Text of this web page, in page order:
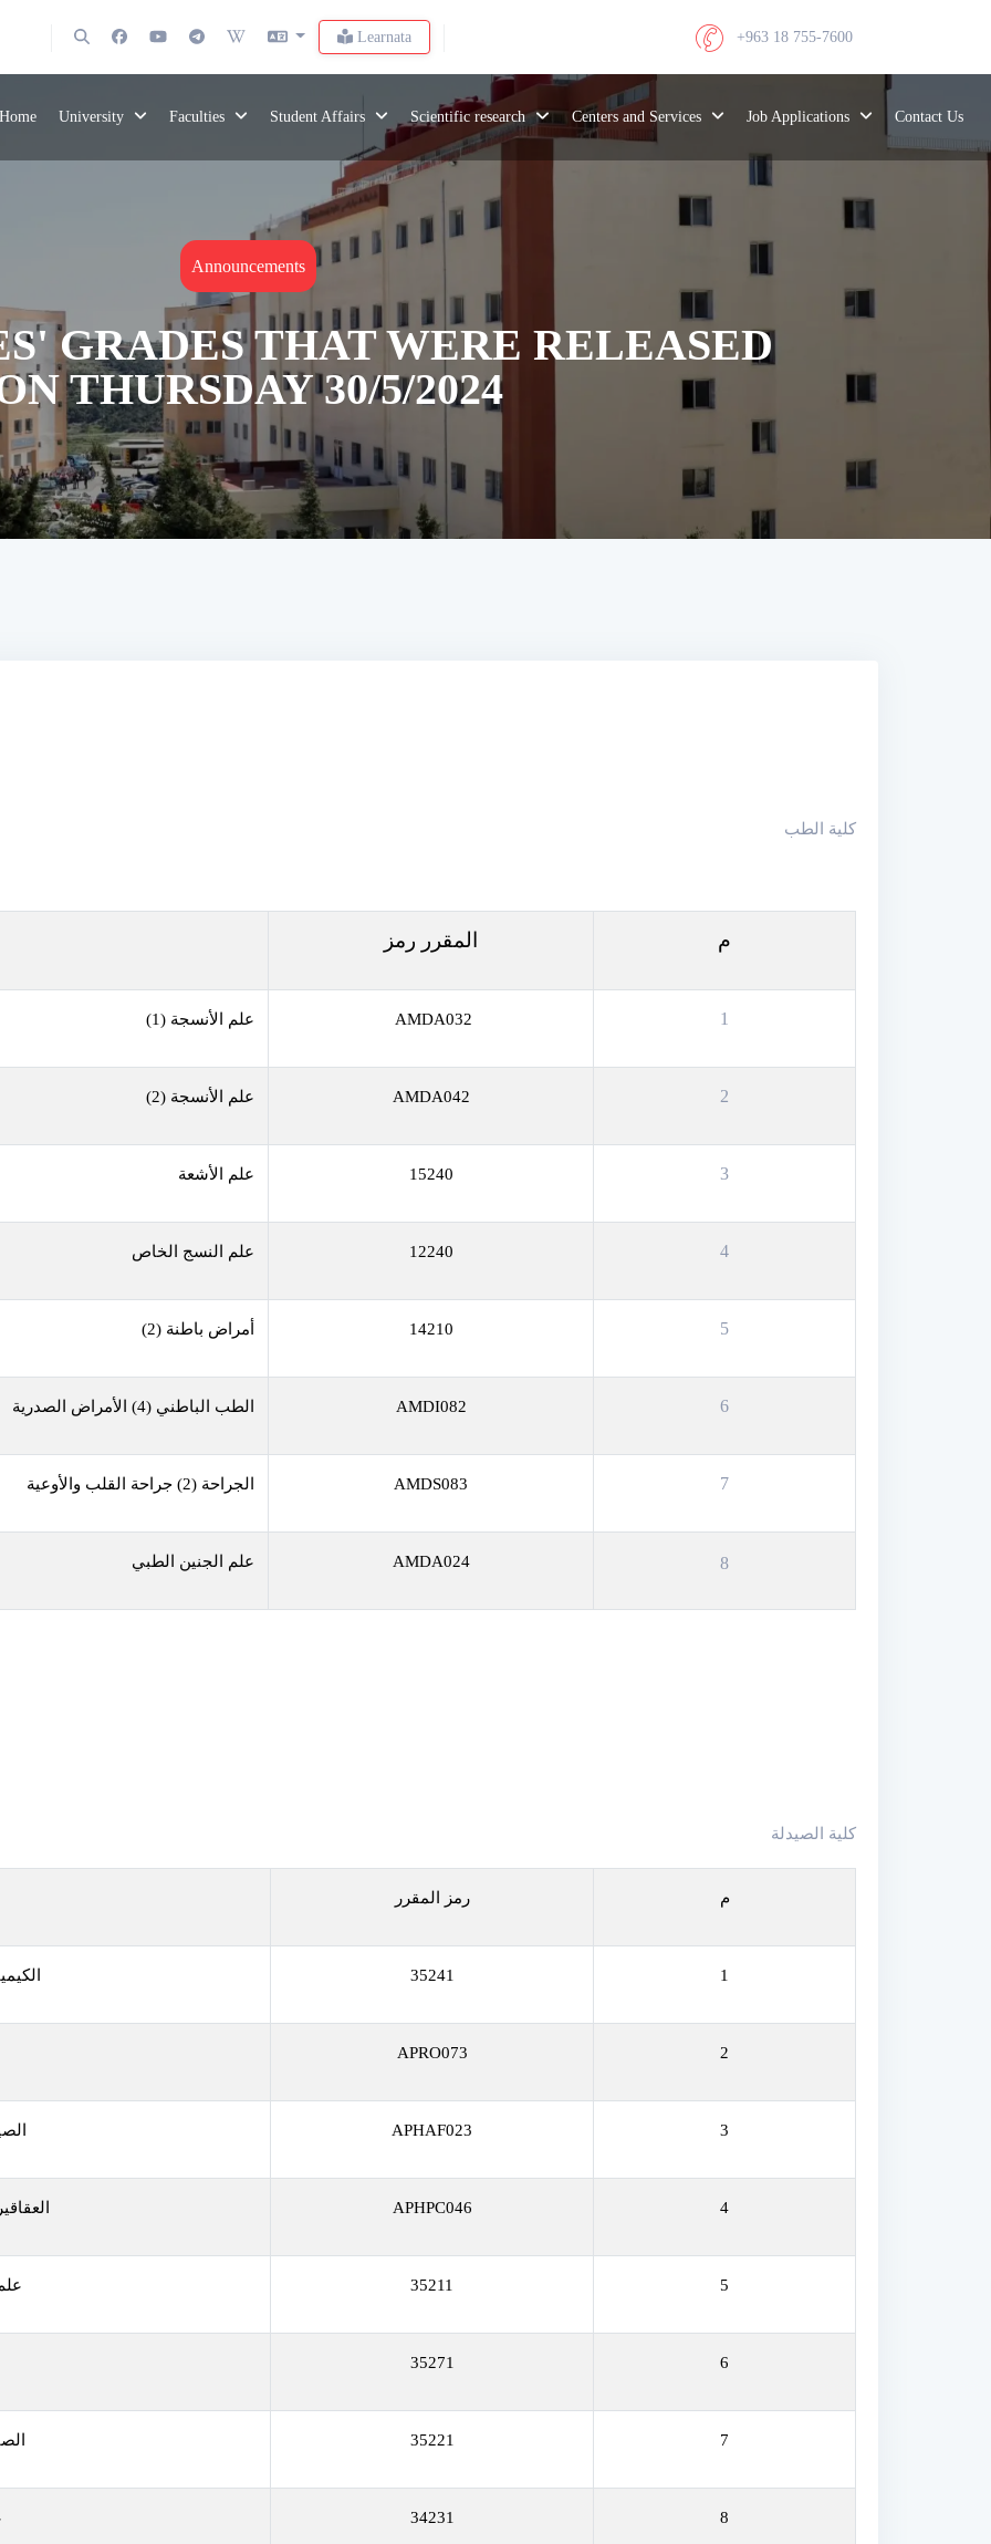
Learnata +963 18 755-7600
Home University Faculties Student Affairs Scientific research Centers and Services Job Applications Contact Us
Announcements
GRADES THAT WERE RELEASED
THURSDAY 30/5/2024
كلية الطب
م رمز المقرر
1
AMDA032 علم الأنسجة (1)
2
AMDA042 علم الأنسجة (2)
3
15240 علم الأشعة
4
12240 علم النسج الخاص
5
14210 أمراض باطنة (2)
6
AMDI082 الطب الباطني (4) الأمراض الصدرية
7
AMDS083 الجراحة (2) جراحة القلب والأوعية
8
AMDA024 علم الجنين الطبي
كلية الصيدلة
م رمز المقرر
1
35241
2
APRO073
3
APHAF023
4
APHPC046
5
35211
6
35271
7
35221
8
34231